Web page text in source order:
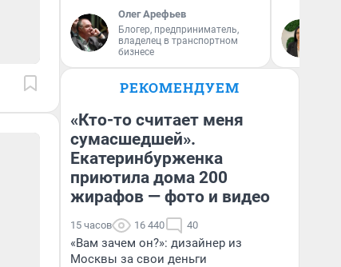
Олег Арефьев
Блогер, предприниматель,
владелец в транспортном
бизнесе
РЕКОМЕНДУЕМ
«Кто-то считает меня
сумасшедшей».
Екатеринбурженка
приютила дома 200
жирафов — фото и видео
15 часов 16 440 40
«Вам зачем он?»: дизайнер из
Москвы за свои деньги